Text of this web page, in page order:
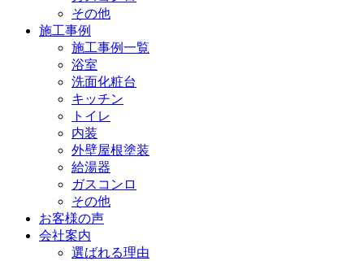
その他
施工事例
施工事例一覧
浴室
洗面化粧台
キッチン
トイレ
内装
外壁屋根塗装
給湯器
ガスコンロ
その他
お客様の声
会社案内
選ばれる理由